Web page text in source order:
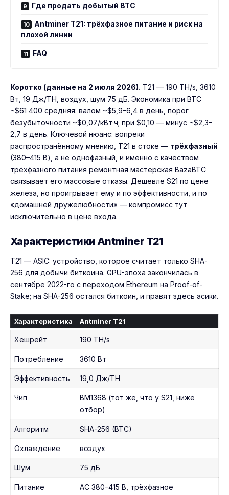
Где продать добытый BTC
Antminer T21: трёхфазное питание и риск на
плохой линии
FAQ
Коротко (данные на 2 июля 2026). T21 — 190 TH/s, 3610
Вт, 19 Дж/TH, воздух, шум 75 дБ. Экономика при BTC
~$61 400 средняя: валом ~$5,9–6,4 в день, порог
безубыточности ~$0,07/кВт·ч; при $0,10 — минус ~$2,3–
2,7 в день. Ключевой нюанс: вопреки
распространённому мнению, T21 в стоке — трёхфазный
(380–415 В), а не однофазный, и именно с качеством
трёхфазного питания ремонтная мастерская BazaBTC
связывает его массовые отказы. Дешевле S21 по цене
железа, но проигрывает ему и по эффективности, и по
«домашней дружелюбности» — компромисс тут
исключительно в цене входа.
Характеристики Antminer T21
T21 — ASIC: устройство, которое считает только SHA-
256 для добычи биткоина. GPU-эпоха закончилась в
сентябре 2022-го с переходом Ethereum на Proof-of-
Stake; на SHA-256 остался биткоин, и правят здесь асики.
Характеристика Antminer T21
Хешрейт 190 TH/s
Потребление 3610 Вт
Эффективность 19,0 Дж/TH
Чип
BM1368 (тот же, что у S21, ниже
отбор)
Алгоритм SHA-256 (BTC)
Охлаждение воздух
Шум 75 дБ
Питание AC 380–415 В, трёхфазное